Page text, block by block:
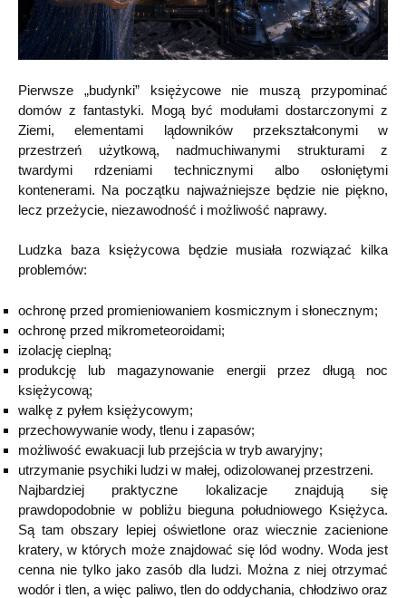
Pierwsze „budynki” księżycowe nie muszą przypominać
domów z fantastyki. Mogą być modułami dostarczonymi z
Ziemi, elementami lądowników przekształconymi w
przestrzeń użytkową, nadmuchiwanymi strukturami z
twardymi rdzeniami technicznymi albo osłoniętymi
kontenerami. Na początku najważniejsze będzie nie piękno,
lecz przeżycie, niezawodność i możliwość naprawy.
Ludzka baza księżycowa będzie musiała rozwiązać kilka
problemów:
ochronę przed promieniowaniem kosmicznym i słonecznym;
ochronę przed mikrometeoroidami;
izolację cieplną;
produkcję lub magazynowanie energii przez długą noc
księżycową;
walkę z pyłem księżycowym;
przechowywanie wody, tlenu i zapasów;
możliwość ewakuacji lub przejścia w tryb awaryjny;
utrzymanie psychiki ludzi w małej, odizolowanej przestrzeni.
Najbardziej praktyczne lokalizacje znajdują się
prawdopodobnie w pobliżu bieguna południowego Księżyca.
Są tam obszary lepiej oświetlone oraz wiecznie zacienione
kratery, w których może znajdować się lód wodny. Woda jest
cenna nie tylko jako zasób dla ludzi. Można z niej otrzymać
wodór i tlen, a więc paliwo, tlen do oddychania, chłodziwo oraz